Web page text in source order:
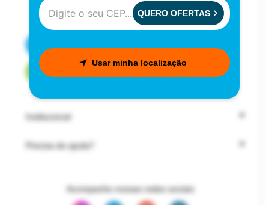
Institucional
Precisa de ajuda?
Acompanhe nossas redes sociais
QUERO OFERTAS
Usar minha localização